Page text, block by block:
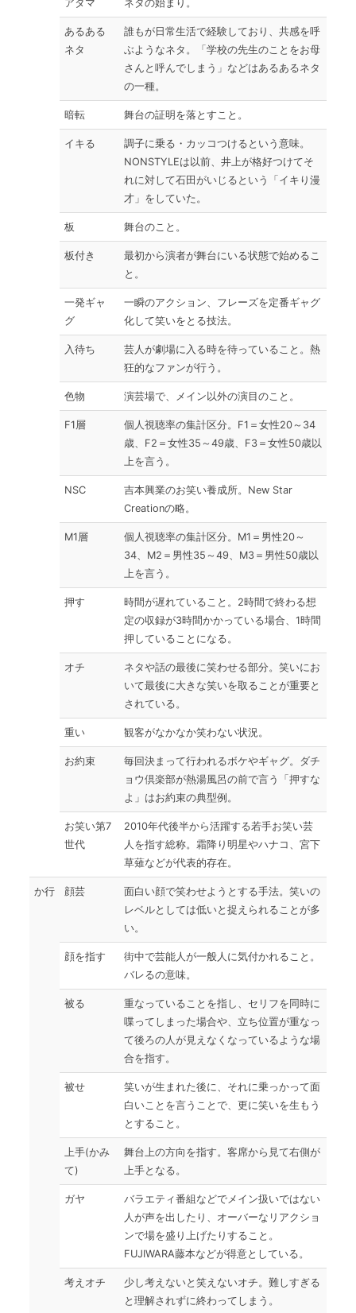
アタマ ネタの始まり。
あるある
ネタ
誰もが日常生活で経験しており、共感を呼
ぶようなネタ。「学校の先生のことをお母
さんと呼んでしまう」などはあるあるネタ
の一種。
暗転 舞台の証明を落とすこと。
イキる
調子に乗る・カッコつけるという意味。
NONSTYLEは以前、井上が格好つけてそ
れに対して石田がいじるという「イキり漫
才」をしていた。
板 舞台のこと。
板付き
最初から演者が舞台にいる状態で始めるこ
と。
一発ギャ
グ
一瞬のアクション、フレーズを定番ギャグ
化して笑いをとる技法。
入待ち
芸人が劇場に入る時を待っていること。熱
狂的なファンが行う。
色物 演芸場で、メイン以外の演目のこと。
F1層
個人視聴率の集計区分。F1＝女性20～34
歳、F2＝女性35～49歳、F3＝女性50歳以
上を言う。
NSC
吉本興業のお笑い養成所。New Star
Creationの略。
M1層
個人視聴率の集計区分。M1＝男性20～
34、M2＝男性35～49、M3＝男性50歳以
上を言う。
押す
時間が遅れていること。2時間で終わる想
定の収録が3時間かかっている場合、1時間
押していることになる。
オチ
ネタや話の最後に笑わせる部分。笑いにお
いて最後に大きな笑いを取ることが重要と
されている。
重い 観客がなかなか笑わない状況。
お約束
毎回決まって行われるボケやギャグ。ダチ
ョウ倶楽部が熱湯風呂の前で言う「押すな
よ」はお約束の典型例。
お笑い第7
世代
2010年代後半から活躍する若手お笑い芸
人を指す総称。霜降り明星やハナコ、宮下
草薙などが代表的存在。
か行 顔芸
面白い顔で笑わせようとする手法。笑いの
レベルとしては低いと捉えられることが多
い。
顔を指す
街中で芸能人が一般人に気付かれること。
バレるの意味。
被る
重なっていることを指し、セリフを同時に
喋ってしまった場合や、立ち位置が重なっ
て後ろの人が見えなくなっているような場
合を指す。
被せ
笑いが生まれた後に、それに乗っかって面
白いことを言うことで、更に笑いを生もう
とすること。
上手(かみ
て)
舞台上の方向を指す。客席から見て右側が
上手となる。
ガヤ
バラエティ番組などでメイン扱いではない
人が声を出したり、オーバーなリアクショ
ンで場を盛り上げたりすること。
FUJIWARA藤本などが得意としている。
考えオチ
少し考えないと笑えないオチ。難しすぎる
と理解されずに終わってしまう。